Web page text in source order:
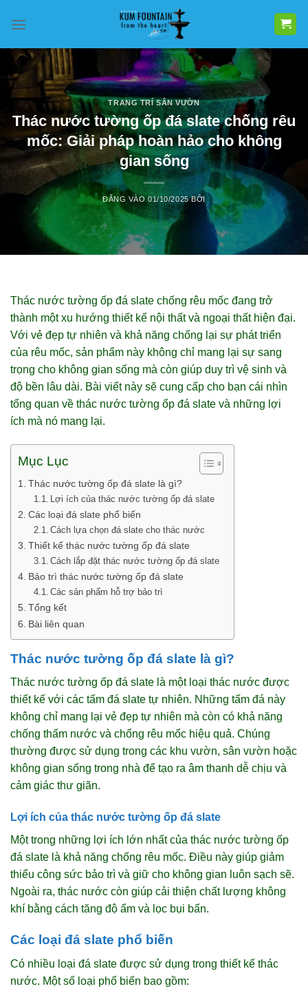
qua
dung
TRANG TRÍ SÂN VƯỜN
Thác nước tường ốp đá slate chống rêu
mốc: Giải pháp hoàn hảo cho không
gian sống
ĐĂNG VÀO01/10/2025 BỞI
Thác nước tường ốp đá slate chống rêu mốc đang trở
thành một xu hướng thiết kế nội thất và ngoại thất hiện đại.
Với vẻ đẹp tự nhiên và khả năng chống lại sự phát triển
của rêu mốc, sản phẩm này không chỉ mang lại sự sang
trọng cho không gian sống mà còn giúp duy trì vệ sinh và
độ bền lâu dài. Bài viết này sẽ cung cấp cho bạn cái nhìn
tổng quan về thác nước tường ốp đá slate và những lợi
ích mà nó mang lại.
Mục Lục
Thác nước tường ốp đá slate là gì?
Lợi ích của thác nước tường ốp đá slate
Các loại đá slate phổ biến
Cách lựa chọn đá slate cho thác nước
Thiết kế thác nước tường ốp đá slate
Cách lắp đặt thác nước tường ốp đá slate
Bảo trì thác nước tường ốp đá slate
Các sản phẩm hỗ trợ bảo trì
Tổng kết
Bài liên quan
Thác nước tường ốp đá slate là gì?
Thác nước tường ốp đá slate là một loại thác nước được
thiết kế với các tấm đá slate tự nhiên. Những tấm đá này
không chỉ mang lại vẻ đẹp tự nhiên mà còn có khả năng
chống thấm nước và chống rêu mốc hiệu quả. Chúng
thường được sử dụng trong các khu vườn, sân vườn hoặc
không gian sống trong nhà để tạo ra âm thanh dễ chịu và
cảm giác thư giãn.
Lợi ích của thác nước tường ốp đá slate
Một trong những lợi ích lớn nhất của thác nước tường ốp
đá slate là khả năng chống rêu mốc. Điều này giúp giảm
thiểu công sức bảo trì và giữ cho không gian luôn sạch sẽ.
Ngoài ra, thác nước còn giúp cải thiện chất lượng không
khí bằng cách tăng độ ẩm và lọc bụi bẩn.
Các loại đá slate phổ biến
Có nhiều loại đá slate được sử dụng trong thiết kế thác
nước. Một số loại phổ biến bao gồm: